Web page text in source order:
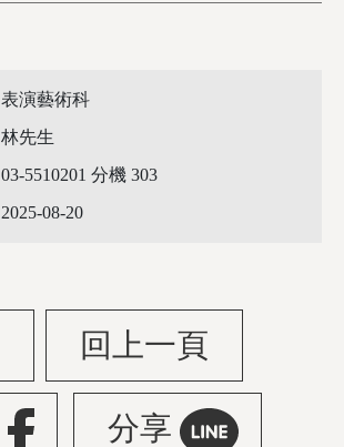
表演藝術科
林先生
03-5510201 分機 303
2025-08-20
回上一頁
分享